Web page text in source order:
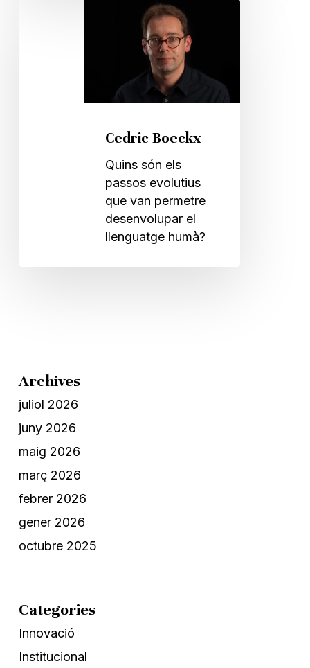
Cedric Boeckx
Quins són els
passos evolutius
que van permetre
desenvolupar el
llenguatge humà?
Archives
juliol 2026
juny 2026
maig 2026
març 2026
febrer 2026
gener 2026
octubre 2025
Categories
Innovació
Institucional